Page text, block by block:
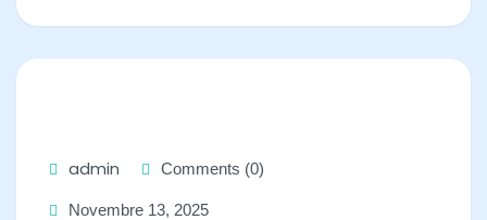
admin Comments (0)
Novembre 13, 2025